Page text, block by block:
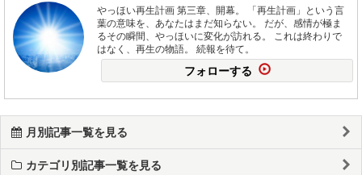
やっほい再生計画 第三章、開幕。 「再生計画」という言
葉の意味を、あなたはまだ知らない。 だが、感情が極ま
るその瞬間、やっほいに変化が訪れる。 これは終わりで
はなく、再生の物語。 続報を待て。
フォローする
月別記事一覧を見る
カテゴリ別記事一覧を見る